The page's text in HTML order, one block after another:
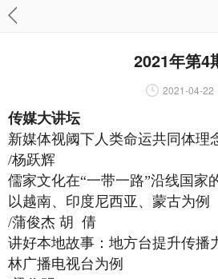
2021年第4
2021-04-22
传媒大讲坛
新媒体视阈下人类命运共 同体理
/杨跃辉
儒家文化在“一带一路”沿线国
以越南、印度尼西亚、蒙古为例
/蒲俊杰 胡 倩
讲好本地故事：地方台提升传
林广播电视台为例